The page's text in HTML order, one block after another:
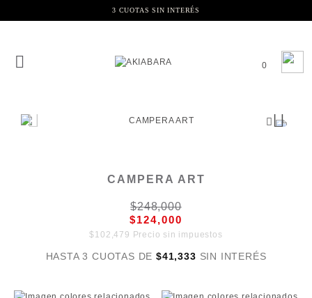
3 CUOTAS SIN INTERÉS
0
CAMPERA ART
$248,000
$124,000
$102,479 Precio sin impuestos
HASTA 3 CUOTAS DE$41,333 SIN INTERÉS